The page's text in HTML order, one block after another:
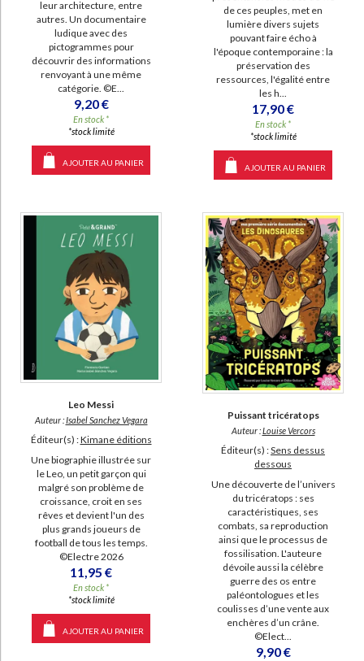
leur architecture, entre
autres. Un documentaire
ludique avec des
pictogrammes pour
découvrir des informations
renvoyant à une même
catégorie. ©E...
9,20 €
En stock *
*stock limité
AJOUTER AU PANIER
de ces peuples, met en
lumière divers sujets
pouvant faire écho à
l'époque contemporaine : la
préservation des
ressources, l'égalité entre
les h...
17,90 €
En stock *
*stock limité
AJOUTER AU PANIER
Leo Messi
Auteur :Isabel Sanchez Vegara
Éditeur(s) :Kimane éditions
Une biographie illustrée sur
le Leo, un petit garçon qui
malgré son problème de
croissance, croit en ses
rêves et devient l'un des
plus grands joueurs de
football de tous les temps.
©Electre 2026
11,95 €
En stock *
*stock limité
AJOUTER AU PANIER
Puissant tricératops
Auteur :Louise Vercors
Éditeur(s) :Sens dessus
dessous
Une découverte de l’univers
du tricératops : ses
caractéristiques, ses
combats, sa reproduction
ainsi que le processus de
fossilisation. L'auteure
dévoile aussi la célèbre
guerre des os entre
paléontologues et les
coulisses d’une vente aux
enchères d’un crâne.
©Elect...
9,90 €